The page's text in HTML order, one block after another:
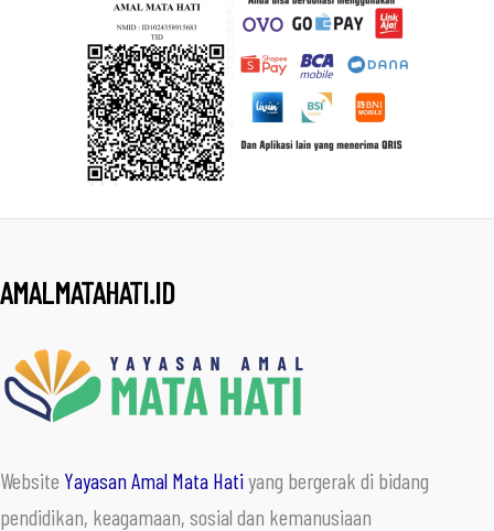
AMALMATAHATI.ID
Website Yayasan Amal Mata Hatiyang bergerak di bidang
pendidikan, keagamaan, sosial dan kemanusiaan